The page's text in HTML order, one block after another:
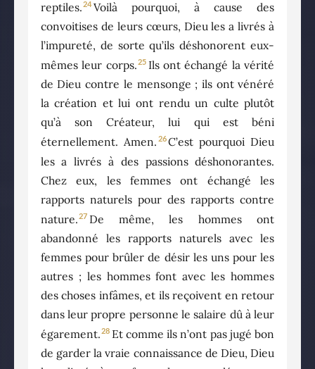
reptiles.24 Voilà pourquoi, à cause des
convoitises de leurs cœurs, Dieu les a livrés à
l’impureté, de sorte qu’ils déshonorent eux-
mêmes leur corps.25 Ils ont échangé la vérité
de Dieu contre le mensonge ; ils ont vénéré
la création et lui ont rendu un culte plutôt
qu’à son Créateur, lui qui est béni
éternellement. Amen. 26C’est pourquoi Dieu
les a livrés à des passions déshonorantes.
Chez eux, les femmes ont échangé les
rapports naturels pour des rapports contre
nature.27 De même, les hommes ont
abandonné les rapports naturels avec les
femmes pour brûler de désir les uns pour les
autres ; les hommes font avec les hommes
des choses infâmes, et ils reçoivent en retour
dans leur propre personne le salaire dû à leur
égarement.28 Et comme ils n’ont pas jugé bon
de garder la vraie connaissance de Dieu, Dieu